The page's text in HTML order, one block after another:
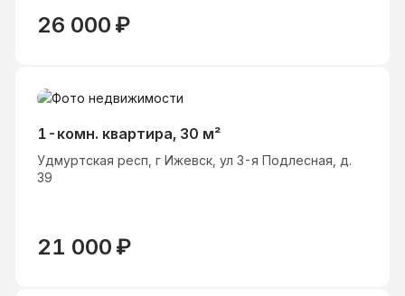
26 000 ₽
1-комн. квартира, 30 м²
Удмуртская респ, г Ижевск, ул 3-я Подлесная, д.
39
21 000 ₽